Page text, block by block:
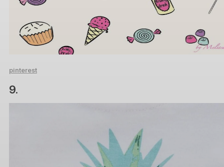
pinterest
9.